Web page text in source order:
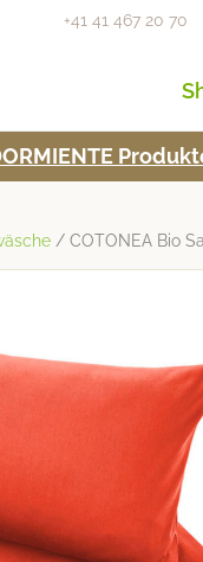
+41 41 467 20 70
/ COTONEA Bio